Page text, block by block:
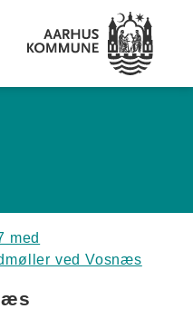
med
ved Vosnæs